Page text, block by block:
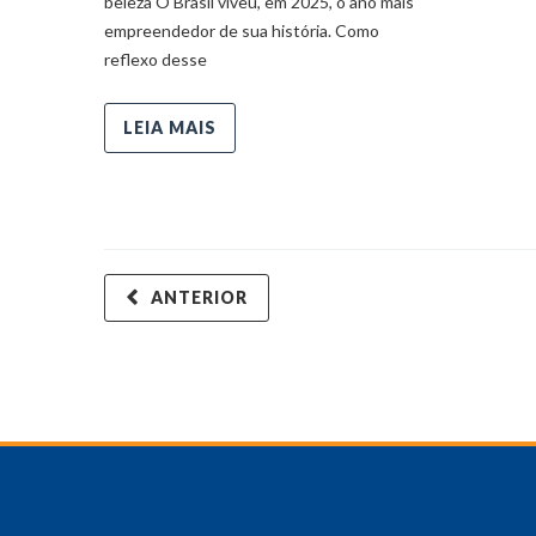
empreendedor de sua história. Como
reflexo desse
LEIA MAIS
ANTERIOR